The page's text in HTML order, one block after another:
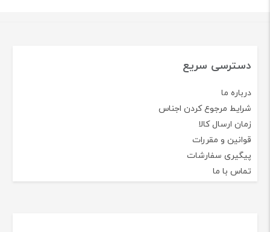
دسترسی سریع
درباره ما
شرایط مرجوع کردن اجناس
زمان ارسال کالا
قوانین و مقررات
پیگیری سفارشات
تماس با ما